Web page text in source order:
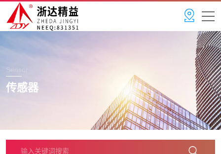
Sensor
传感器